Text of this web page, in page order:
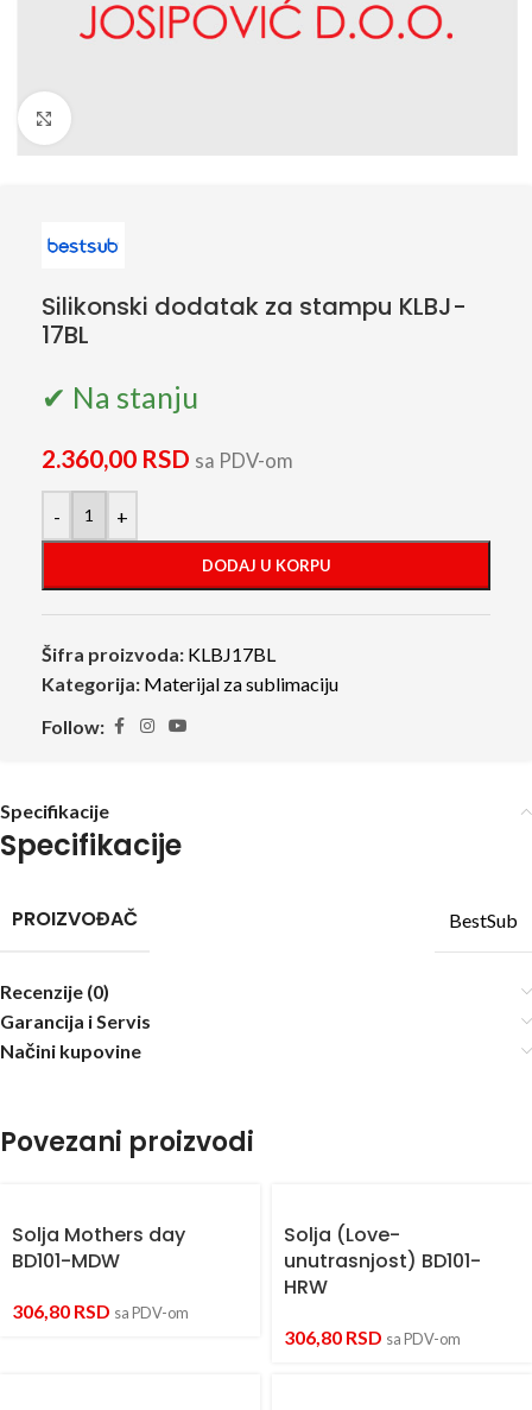
Click to enlarge
Silikonski dodatak za stampu KLBJ-
17BL
✔ Na stanju
2.360,00 RSD sa PDV-om
- +
DODAJ U KORPU
Šifra proizvoda: KLBJ17BL
Kategorija: Materijal za sublimaciju
Follow:
Specifikacije
Specifikacije
PROIZVOĐAČ BestSub
Recenzije (0)
Garancija i Servis
Načini kupovine
Povezani proizvodi
Solja Mothers day
BD101-MDW
306,80 RSD sa PDV-om
Solja (Love-
unutrasnjost) BD101-
HRW
306,80 RSD sa PDV-om